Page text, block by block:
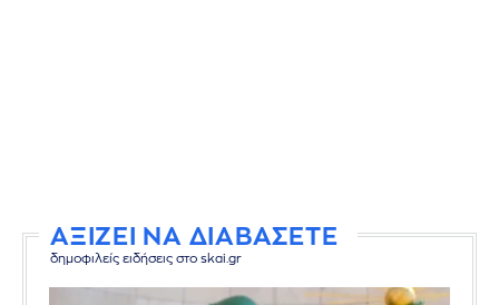
ΑΞΙΖΕΙ ΝΑ ΔΙΑΒΑΣΕΤΕ
δημοφιλείς ειδήσεις στο skai.gr